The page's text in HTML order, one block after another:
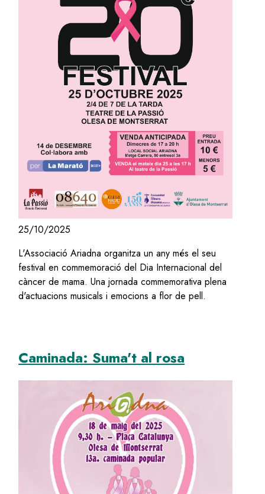
25/10/2025
L'Associació Ariadna organitza un any més el seu
festival en commemoració del Dia Internacional del
càncer de mama. Una jornada commemorativa plena
d'actuacions musicals i emocions a flor de pell.
Caminada: Suma't al rosa